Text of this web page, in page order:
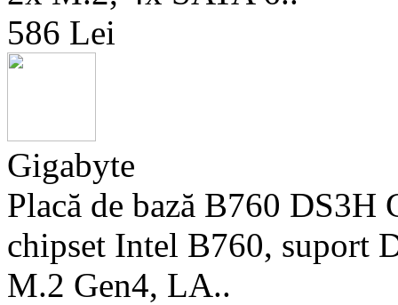
586 Lei
Gigabyte
Placă de bază B760
chipset Intel B760, suport
M.2 Gen4, LA..